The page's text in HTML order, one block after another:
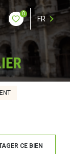
0
FR
CE BIEN